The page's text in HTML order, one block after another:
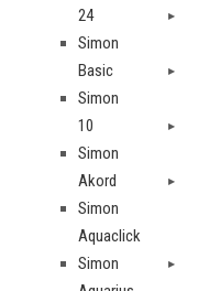
24
Simon
Basic
Simon
10
Simon
Akord
Simon
Aquaclick
Simon